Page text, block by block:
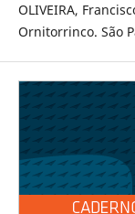
OLIVEIRA,
Ornitorrinco. São